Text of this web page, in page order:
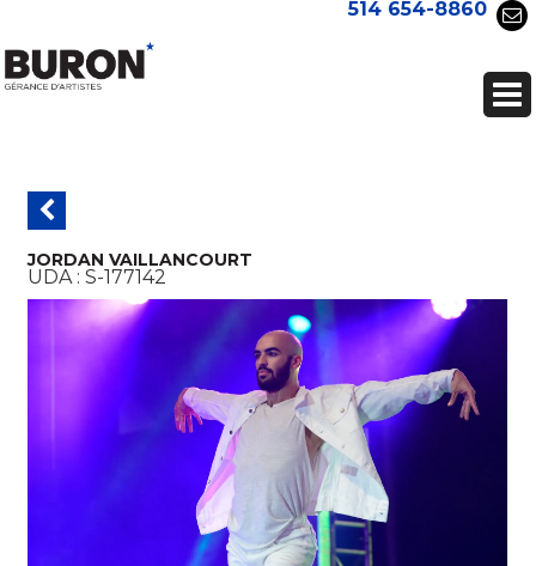
514 654-8860
JORDAN VAILLANCOURT
UDA :S-177142